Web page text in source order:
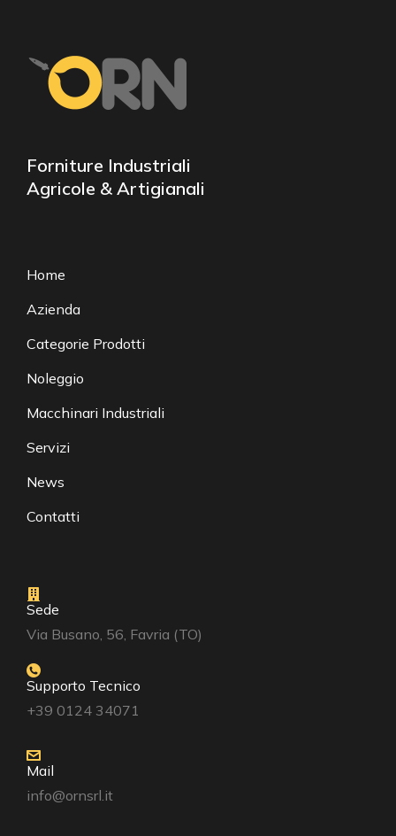
Forniture Industriali
Agricole & Artigianali
Home
Azienda
Categorie Prodotti
Noleggio
Macchinari Industriali
Servizi
News
Contatti
Sede
Via Busano, 56, Favria (TO)
Supporto Tecnico
+39 0124 34071
Mail
info@ornsrl.it